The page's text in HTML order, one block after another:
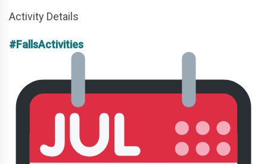
Activity Details
#FallsActivities